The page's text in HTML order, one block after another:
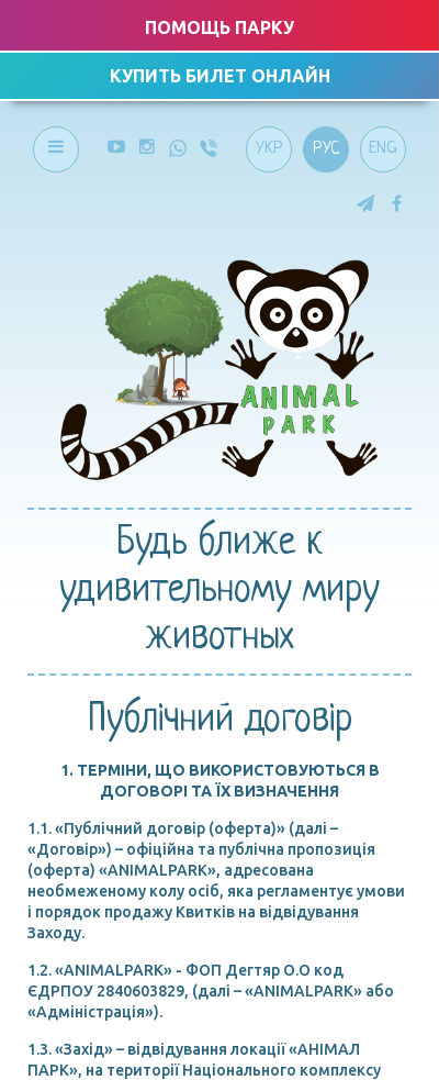
ПОМОЩЬ ПАРКУ
КУПИТЬ БИЛЕТ ОНЛАЙН
ENG
РУС
УКР
Будь ближе к
удивительному миру
животных
Публічний договір
1. ТЕРМІНИ, ЩО ВИКОРИСТОВУЮТЬСЯ В
ДОГОВОРІ ТА ЇХ ВИЗНАЧЕННЯ
1.1. «Публічний договір (оферта)» (далі –
«Договір») – офіційна та публічна пропозиція
(оферта) «ANIMALPARK», адресована
необмеженому колу осіб, яка регламентує умови
і порядок продажу Квитків на відвідування
Заходу.
1.2. «ANIMALPARK» - ФОП Дегтяр О.О код
ЄДРПОУ 2840603829, (далі – «ANIMALPARK» або
«Адміністрація»).
1.3. «Захід» – відвідування локації «АНІМАЛ
ПАРК», на території Національного комплексу